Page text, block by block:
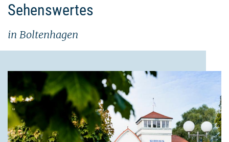
Sehenswertes
in Boltenhagen